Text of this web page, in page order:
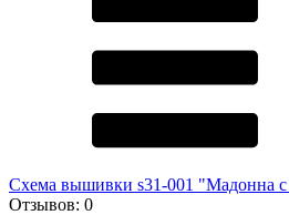
Схема вышивки s31-001 "Мадонна
Отзывов: 0